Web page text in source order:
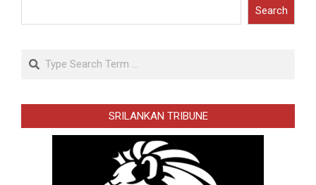
Search
Search
SRILANKAN TRIBUNE